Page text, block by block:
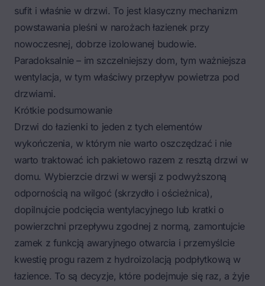
sufit i właśnie w drzwi. To jest klasyczny mechanizm
powstawania pleśni w narożach łazienek przy
nowoczesnej, dobrze izolowanej budowie.
Paradoksalnie – im szczelniejszy dom, tym ważniejsza
wentylacja, w tym właściwy przepływ powietrza pod
drzwiami.
Krótkie podsumowanie
Drzwi do łazienki to jeden z tych elementów
wykończenia, w którym nie warto oszczędzać i nie
warto traktować ich pakietowo razem z resztą drzwi w
domu. Wybierzcie drzwi w wersji z podwyższoną
odpornością na wilgoć (skrzydło i ościeżnica),
dopilnujcie podcięcia wentylacyjnego lub kratki o
powierzchni przepływu zgodnej z normą, zamontujcie
zamek z funkcją awaryjnego otwarcia i przemyślcie
kwestię progu razem z hydroizolacją podpłytkową w
łazience. To są decyzje, które podejmuje się raz, a żyje